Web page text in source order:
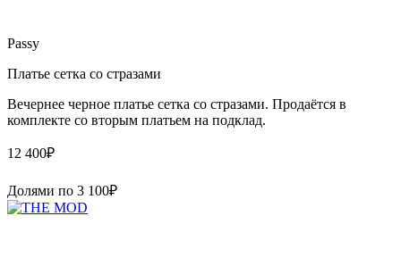
Passy
Платье сетка со стразами
Вечернее черное платье сетка со стразами. Продаётся в
комплекте со вторым платьем на подклад.
12 400₽
Долями по 3 100₽